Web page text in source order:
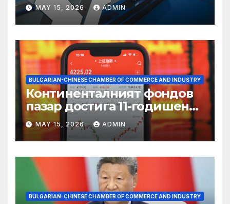
MAY 15, 2026 ADMIN
BULGARIAN-CHINESE CHAMBER OF COMMERCE AND INDUSTRY
Континенталният фондов
пазар достига 11-годишен
връх
MAY 15, 2026 ADMIN
BULGARIAN-CHINESE CHAMBER OF COMMERCE AND INDUSTRY